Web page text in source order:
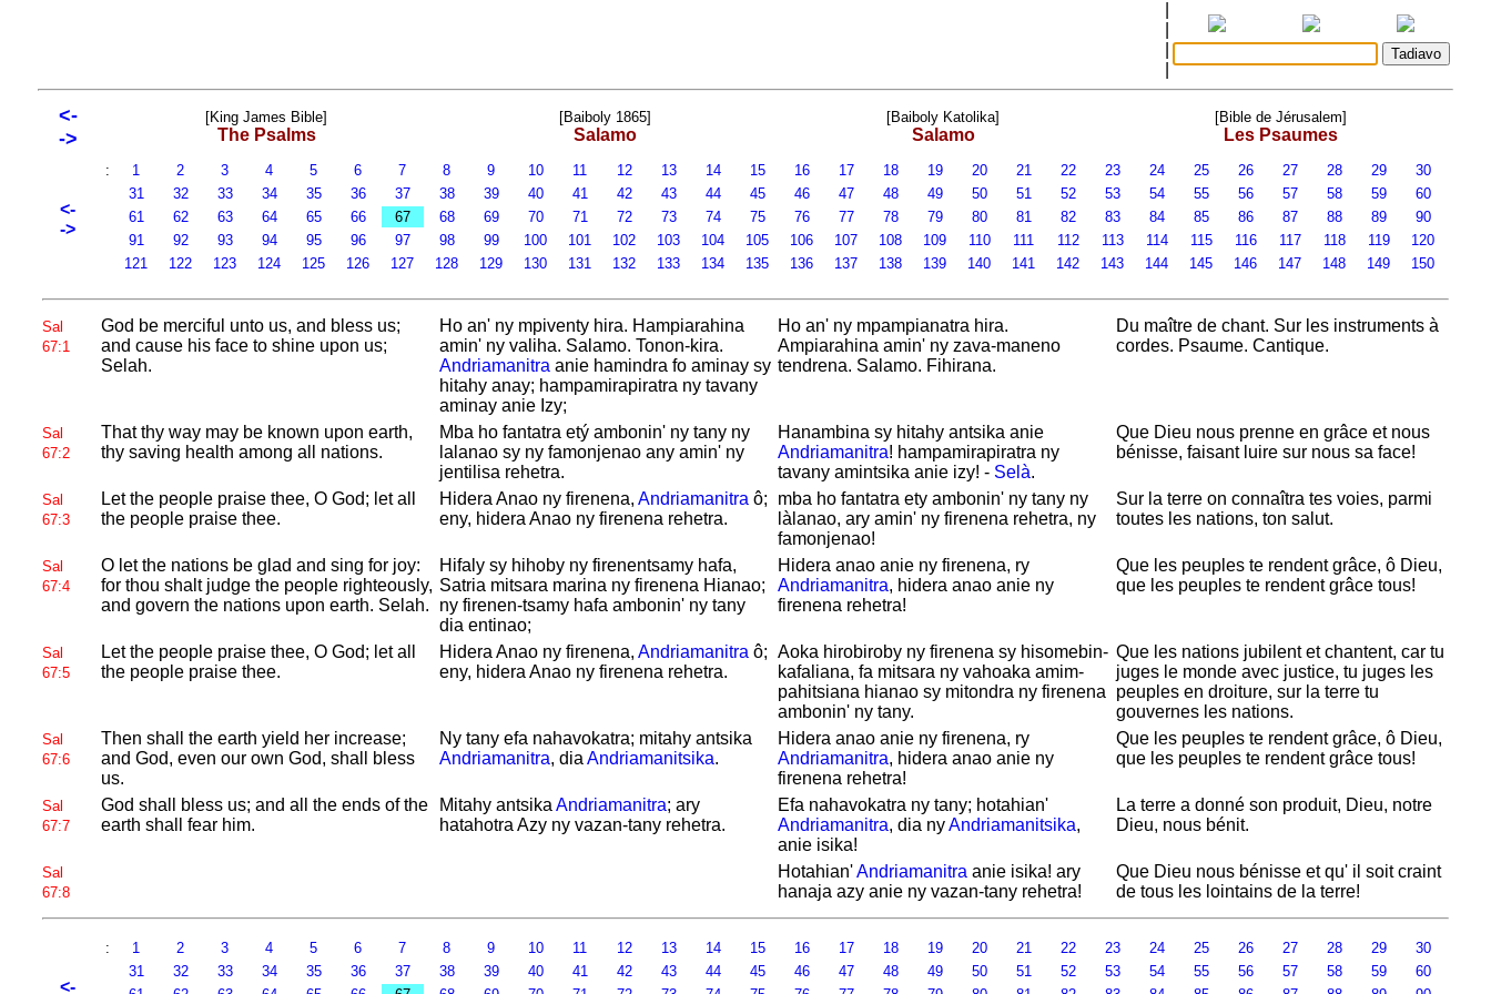
<-
->
[King James Bible]
The Psalms
[Baiboly 1865]
Salamo
[Baiboly Katolika]
Salamo
[Bible de Jérusalem]
Les Psaumes
<-
->
: 1 2 3 4 5 6 7 8 9 10 11 12 13 14 15 16 17 18 19 20 21 22 23 24 25 26 27 28 29
30
31
32 33 34 35 36 37 38 39 40 41 42 43 44 45 46 47 48 49 50 51 52 53 54 55 56 57 58 59
60
61
62 63 64 65 66 67 68 69 70 71 72 73 74 75 76 77 78 79 80 81 82 83 84 85 86 87 88 89
90
91
92 93 94 95 96 97 98 99 100 101 102 103 104 105 106 107 108 109 110 111 112 113 114 115 116 117 118 119
120
121
122 123 124 125 126 127 128 129 130 131 132 133 134 135 136 137 138 139 140 141 142 143 144 145 146 147 148 149 150
Sal
67:1
God be merciful unto us, and bless us;
and cause his face to shine upon us;
Selah.
Ho an' ny mpiventy hira. Hampiarahina
amin' ny valiha. Salamo. Tonon-kira.
Andriamanitra anie hamindra fo aminay sy
hitahy anay; hampamirapiratra ny tavany
aminay anie Izy;
Ho an' ny mpampianatra hira.
Ampiarahina amin' ny zava-maneno
tendrena. Salamo. Fihirana.
Du maître de chant. Sur les instruments à
cordes. Psaume. Cantique.
Sal
67:2
That thy way may be known upon earth,
thy saving health among all nations.
Mba ho fantatra etý ambonin' ny tany ny
lalanao sy ny famonjenao any amin' ny
jentilisa rehetra.
Hanambina sy hitahy antsika anie
Andriamanitra! hampamirapiratra ny
tavany amintsika anie izy! - Selà.
Que Dieu nous prenne en grâce et nous
bénisse, faisant luire sur nous sa face!
Sal
67:3
Let the people praise thee, O God; let all
the people praise thee.
Hidera Anao ny firenena, Andriamanitra ô;
eny, hidera Anao ny firenena rehetra.
mba ho fantatra ety ambonin' ny tany ny
làlanao, ary amin' ny firenena rehetra, ny
famonjenao!
Sur la terre on connaîtra tes voies, parmi
toutes les nations, ton salut.
Sal
67:4
O let the nations be glad and sing for joy:
for thou shalt judge the people righteously,
and govern the nations upon earth. Selah.
Hifaly sy hihoby ny firenentsamy hafa,
Satria mitsara marina ny firenena Hianao;
ny firenen-tsamy hafa ambonin' ny tany
dia entinao;
Hidera anao anie ny firenena, ry
Andriamanitra, hidera anao anie ny
firenena rehetra!
Que les peuples te rendent grâce, ô Dieu,
que les peuples te rendent grâce tous!
Sal
67:5
Let the people praise thee, O God; let all
the people praise thee.
Hidera Anao ny firenena, Andriamanitra ô;
eny, hidera Anao ny firenena rehetra.
Aoka hirobiroby ny firenena sy hisomebin-
kafaliana, fa mitsara ny vahoaka amim-
pahitsiana hianao sy mitondra ny firenena
ambonin' ny tany.
Que les nations jubilent et chantent, car tu
juges le monde avec justice, tu juges les
peuples en droiture, sur la terre tu
gouvernes les nations.
Sal
67:6
Then shall the earth yield her increase;
and God, even our own God, shall bless
us.
Ny tany efa nahavokatra; mitahy antsika
Andriamanitra, dia Andriamanitsika.
Hidera anao anie ny firenena, ry
Andriamanitra, hidera anao anie ny
firenena rehetra!
Que les peuples te rendent grâce, ô Dieu,
que les peuples te rendent grâce tous!
Sal
67:7
God shall bless us; and all the ends of the
earth shall fear him.
Mitahy antsika Andriamanitra; ary
hatahotra Azy ny vazan-tany rehetra.
Efa nahavokatra ny tany; hotahian'
Andriamanitra, dia nyAndriamanitsika,
anie isika!
La terre a donné son produit, Dieu, notre
Dieu, nous bénit.
Sal
67:8
Hotahian'Andriamanitra anie isika! ary
hanaja azy anie ny vazan-tany rehetra!
Que Dieu nous bénisse et qu' il soit craint
de tous les lointains de la terre!
<-
: 1 2 3 4 5 6 7 8 9 10 11 12 13 14 15 16 17 18 19 20 21 22 23 24 25 26 27 28 29
30
31
32 33 34 35 36 37 38 39 40 41 42 43 44 45 46 47 48 49 50 51 52 53 54 55 56 57 58 59
60